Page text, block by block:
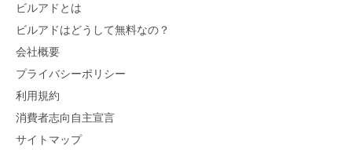
ビルアドとは
ビルアドはどうして無料なの？
会社概要
プライバシーポリシー
利用規約
消費者志向自主宣言
サイトマップ